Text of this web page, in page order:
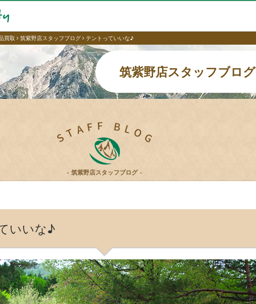
買取 筑紫野店スタッフブログ テントっていいな♪
筑紫野店スタッフブログ
筑紫野店スタッフブログ
いいな♪